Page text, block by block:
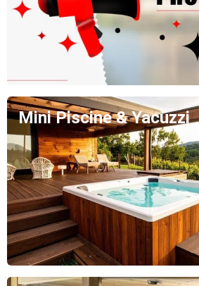
Mini Piscine & Yacuzzi